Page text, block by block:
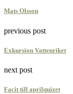
Mats Olsson
previous post
Exkursion Vattenriket
next post
Facit till aprilquizet